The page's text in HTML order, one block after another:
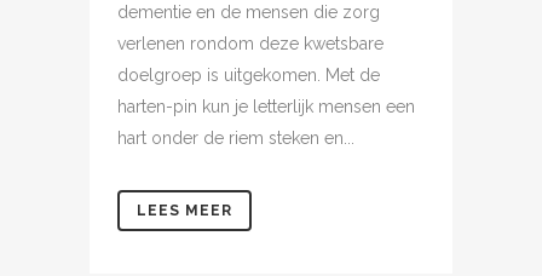
dementie en de mensen die zorg
verlenen rondom deze kwetsbare
doelgroep is uitgekomen. Met de
harten-pin kun je letterlijk mensen een
hart onder de riem steken en...
LEES MEER